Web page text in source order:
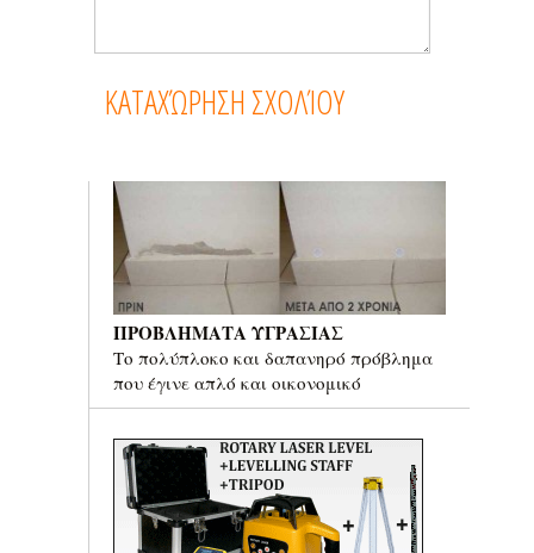
ΠΡΟΒΛΗΜΑΤΑ ΥΓΡΑΣΙΑΣ
Το πολύπλοκο και δαπανηρό πρόβλημα
που έγινε απλό και οικονομικό